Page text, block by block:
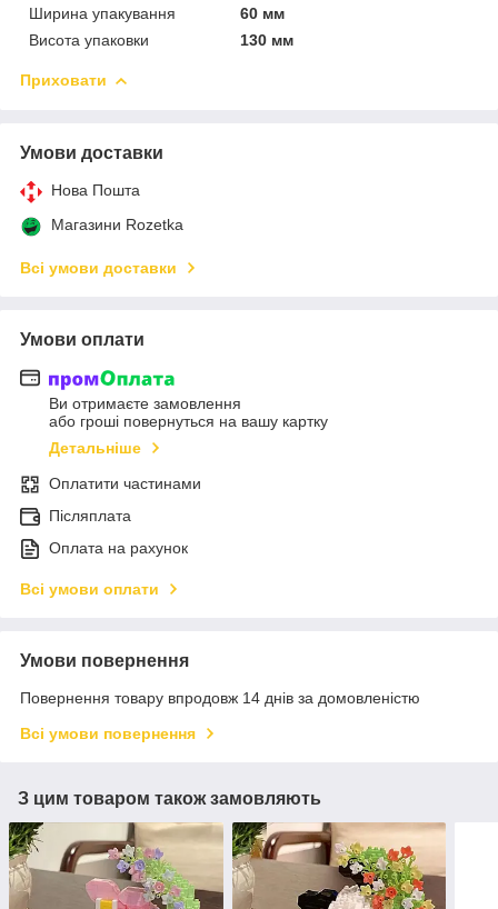
Ширина упакування
60 мм
Висота упаковки
130 мм
Приховати
Умови доставки
Нова Пошта
Магазини Rozetka
Всі умови доставки
Умови оплати
Ви отримаєте замовлення
або гроші повернуться на вашу картку
Детальніше
Оплатити частинами
Післяплата
Оплата на рахунок
Всі умови оплати
Умови повернення
Повернення товару впродовж 14 днів за домовленістю
Всі умови повернення
З цим товаром також замовляють